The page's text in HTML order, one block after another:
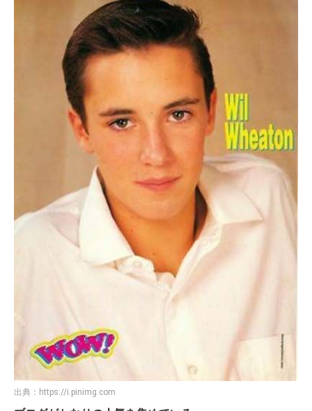
出典： https://i.pinimg.com